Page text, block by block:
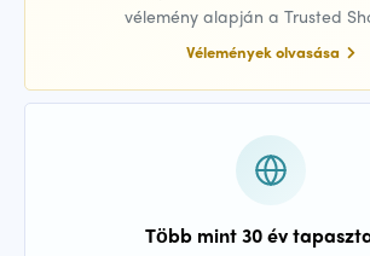
vélemény alapján a Trusted
Vélemények olvasása
Több mint 30 év